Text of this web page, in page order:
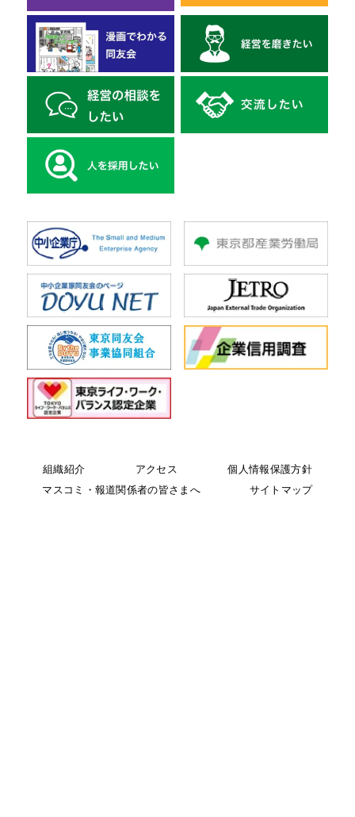
組織紹介 アクセス
個人情報保護方針
マスコミ・報道関係者の皆さまへ
サイトマップ